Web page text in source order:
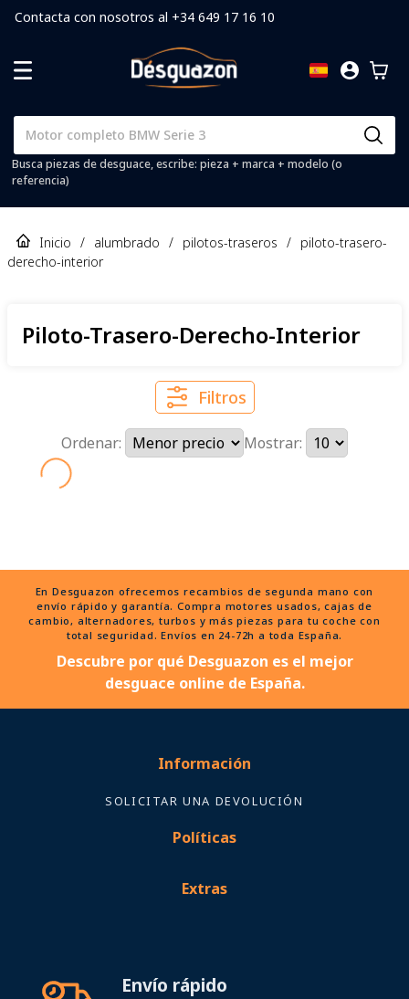
Contacta con nosotros al +34 649 17 16 10
Busca piezas de desguace, escribe: pieza + marca + modelo (o
referencia)
Inicio / alumbrado / pilotos-traseros / piloto-trasero-
derecho-interior
Piloto-Trasero-Derecho-Interior
Filtros
Ordenar: Mostrar:
En Desguazon ofrecemos recambios de segunda mano con
envío rápido y garantía. Compra motores usados, cajas de
cambio, alternadores, turbos y más piezas para tu coche con
total seguridad. Envíos en 24-72h a toda España.
Descubre por qué Desguazon es el mejor
desguace online de España.
Información
SOLICITAR UNA DEVOLUCIÓN
Políticas
Extras
Envío rápido